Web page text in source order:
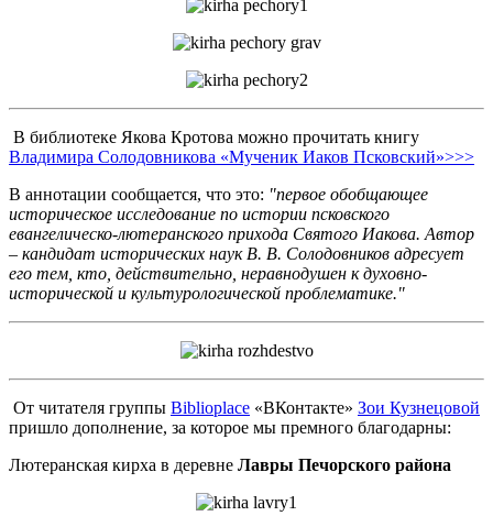
В библиотеке Якова Кротова можно прочитать книгу
Владимира Солодовникова «Мученик Иаков Псковский»>>>
В аннотации сообщается, что это: "первое обобщающее
историческое исследование по истории псковского
евангелическо-лютеранского прихода Святого Иакова. Автор
– кандидат исторических наук В. В. Солодовников адресует
его тем, кто, действительно, неравнодушен к духовно-
исторической и культурологической проблематике."
От читателя группы Biblioplace «ВКонтакте» Зои Кузнецовой
пришло дополнение, за которое мы премного благодарны:
Лютеранская кирха в деревне Лавры Печорского района